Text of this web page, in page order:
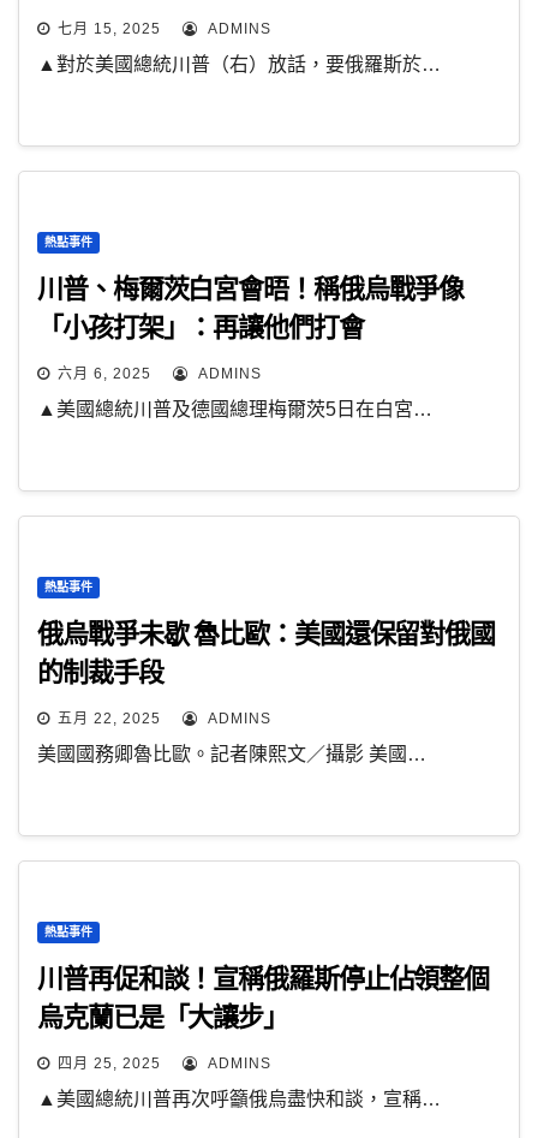
七月 15, 2025 ADMINS
▲對於美國總統川普（右）放話，要俄羅斯於…
熱點事件
川普、梅爾茨白宮會晤！稱俄烏戰爭像
「小孩打架」：再讓他們打會
六月 6, 2025 ADMINS
▲美國總統川普及德國總理梅爾茨5日在白宮…
熱點事件
俄烏戰爭未歇 魯比歐：美國還保留對俄國
的制裁手段
五月 22, 2025 ADMINS
美國國務卿魯比歐。記者陳熙文／攝影 美國…
熱點事件
川普再促和談！宣稱俄羅斯停止佔領整個
烏克蘭已是「大讓步」
四月 25, 2025 ADMINS
▲美國總統川普再次呼籲俄烏盡快和談，宣稱…